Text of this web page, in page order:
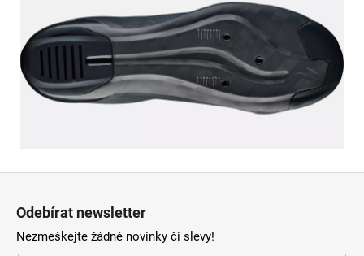
Odebírat newsletter
Nezmeškejte žádné novinky či slevy!